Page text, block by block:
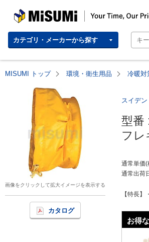
MISUMI | Your Time, Our Priority
カテゴリ・メーカーから探す
MISUMI トップ 環境・衛生用品 冷暖対
画像をクリックして拡大イメージを表示する
カタログ
スイデン
型番
フレ
通常単価(
通常出荷
【特長
お得